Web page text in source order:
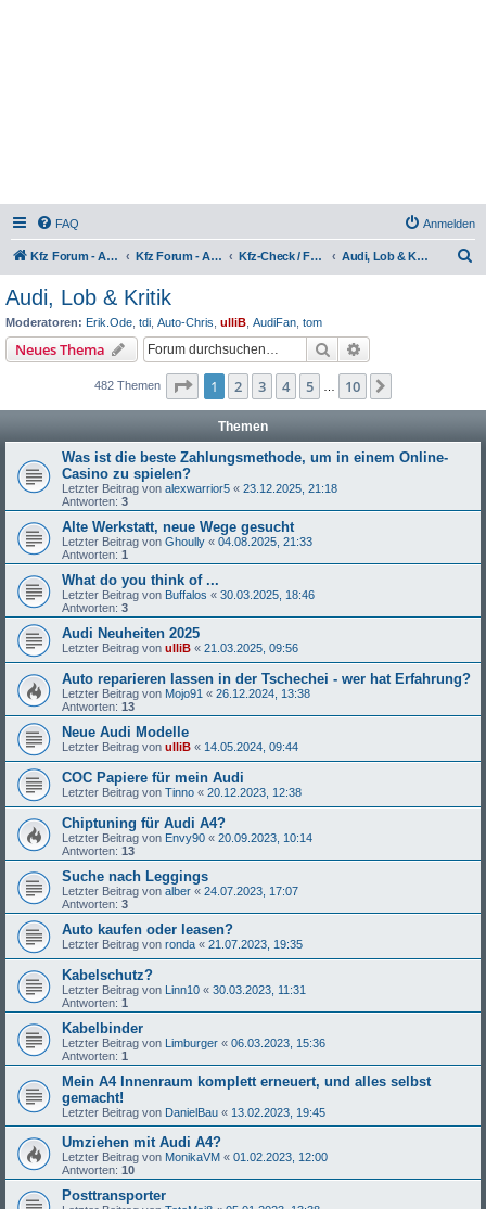
FAQ Anmelden
Kfz Forum - Auto, Motorrad und LKW Kfz Forum - Auto, Motorrad und LKW Kfz-Check / Fahrzeugbewertung / Lob & Tadel / Berichte & Erfahrungen Audi, Lob & Kritik
Audi, Lob & Kritik
Moderatoren: Erik.Ode tdi Auto-Chris ulliB AudiFan tom
Neues Thema Suche
482 Themen Seite 1von 10
1 2 3 4 5 10
Themen
Was ist die beste Zahlungsmethode, um in einem Online-
Casino zu spielen?
Letzter Beitrag von alexwarrior5 « 23.12.2025, 21:18
Antworten: 3
Alte Werkstatt, neue Wege gesucht
Letzter Beitrag von Ghoully « 04.08.2025, 21:33
Antworten: 1
What do you think of ...
Letzter Beitrag von Buffalos « 30.03.2025, 18:46
Antworten: 3
Audi Neuheiten 2025
Letzter Beitrag von ulliB « 21.03.2025, 09:56
Auto reparieren lassen in der Tschechei - wer hat Erfahrung?
Letzter Beitrag von Mojo91 « 26.12.2024, 13:38
Antworten: 13
Neue Audi Modelle
Letzter Beitrag von ulliB « 14.05.2024, 09:44
COC Papiere für mein Audi
Letzter Beitrag von Tinno « 20.12.2023, 12:38
Chiptuning für Audi A4?
Letzter Beitrag von Envy90 « 20.09.2023, 10:14
Antworten: 13
Suche nach Leggings
Letzter Beitrag von alber « 24.07.2023, 17:07
Antworten: 3
Auto kaufen oder leasen?
Letzter Beitrag von ronda « 21.07.2023, 19:35
Kabelschutz?
Letzter Beitrag von Linn10 « 30.03.2023, 11:31
Antworten: 1
Kabelbinder
Letzter Beitrag von Limburger « 06.03.2023, 15:36
Antworten: 1
Mein A4 Innenraum komplett erneuert, und alles selbst
gemacht!
Letzter Beitrag von DanielBau « 13.02.2023, 19:45
Umziehen mit Audi A4?
Letzter Beitrag von MonikaVM « 01.02.2023, 12:00
Antworten: 10
Posttransporter